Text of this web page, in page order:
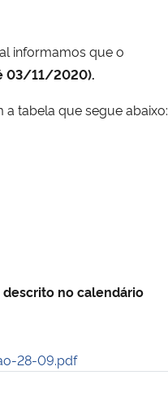
informamos que o
03/11/2020).
tabela que segue abaixo:
no calendário
28-09.pdf